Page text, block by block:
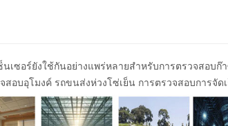
นเซอร์ยังใช้กันอย่างแพร่หลายสำหรับการตรวจสอบ
อบอุโมงค์ รถขนส่งห่วงโซ่เย็น การตรวจสอบการจั